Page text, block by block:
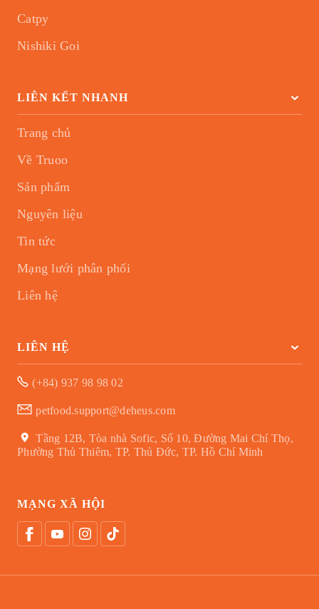
Catpy
Nishiki Goi
LIÊN KẾT NHANH
Trang chủ
Về Truoo
Sản phẩm
Nguyên liệu
Tin tức
Mạng lưới phân phối
Liên hệ
LIÊN HỆ
(+84) 937 98 98 02
petfood.support@deheus.com
Tầng 12B, Tòa nhà Sofic, Số 10, Đường Mai Chí Thọ,
Phường Thủ Thiêm, TP. Thủ Đức, TP. Hồ Chí Minh
MẠNG XÃ HỘI